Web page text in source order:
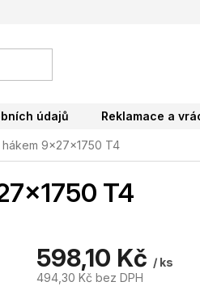
údajů Reklamace a
9x27x1750 T4
T4
598,10 Kč / ks
494,30 Kč bez DPH